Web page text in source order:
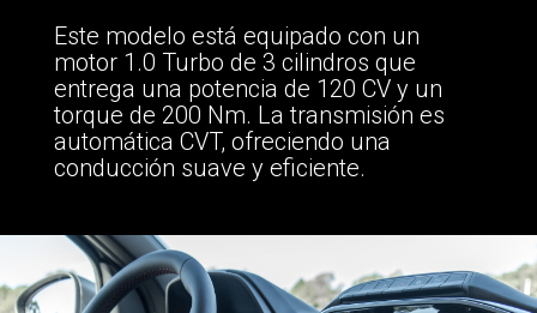
Este modelo está equipado con un
motor 1.0 Turbo de 3 cilindros que
entrega una potencia de 120 CV y un
torque de 200 Nm. La transmisión es
automática CVT, ofreciendo una
conducción suave y eficiente.